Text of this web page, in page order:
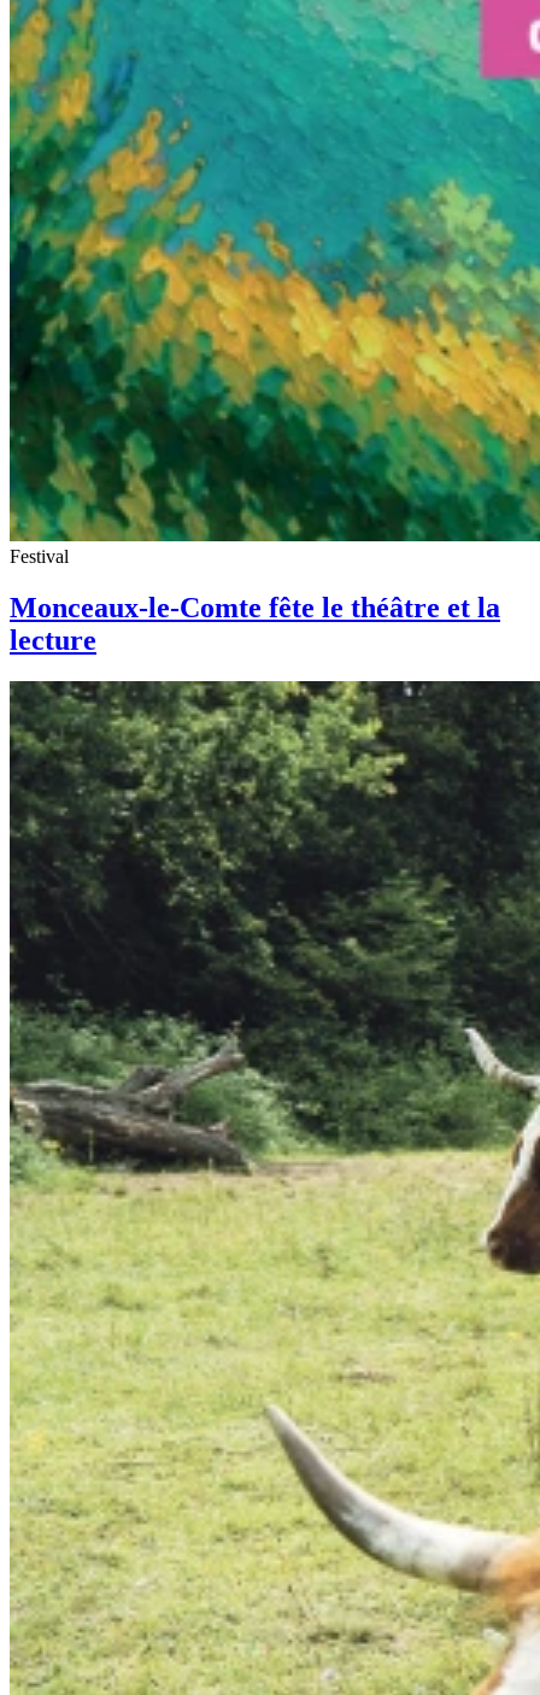
Festival
Monceaux-le-Comte fête le théâtre et la
lecture